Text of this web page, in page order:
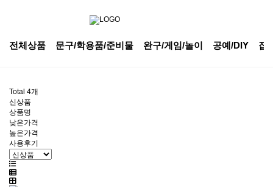
전체상품 문구/학용품/준비물 완구/게임/놀이 공예/DIY 잡
Total 4개
신상품
상품명
낮은가격
높은가격
사용후기